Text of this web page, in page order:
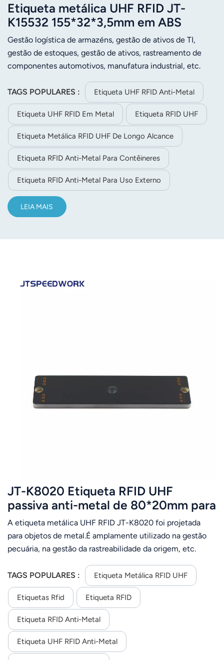
Etiqueta metálica UHF RFID JT-
K15532 155*32*3,5mm em ABS
Gestão logística de armazéns, gestão de ativos de TI,
gestão de estoques, gestão de ativos, rastreamento de
componentes automotivos, manufatura industrial, etc.
TAGS POPULARES : Etiqueta UHF RFID Anti-Metal
Etiqueta UHF RFID Em Metal Etiqueta RFID UHF
Etiqueta Metálica RFID UHF De Longo Alcance
Etiqueta RFID Anti-Metal Para Contêineres
Etiqueta RFID Anti-Metal Para Uso Externo
LEIA MAIS
JT-K8020 Etiqueta RFID UHF
passiva anti-metal de 80*20mm para
aplicações em objetos metálicos
A etiqueta metálica UHF RFID JT-K8020 foi projetada
para objetos de metal.É amplamente utilizado na gestão
pecuária, na gestão da rastreabilidade da origem, etc.
desempenho em superfícies metálicas
TAGS POPULARES : Etiqueta Metálica RFID UHF
Etiquetas Rfid Etiqueta RFID
Etiqueta RFID Anti-Metal
Etiqueta UHF RFID Anti-Metal